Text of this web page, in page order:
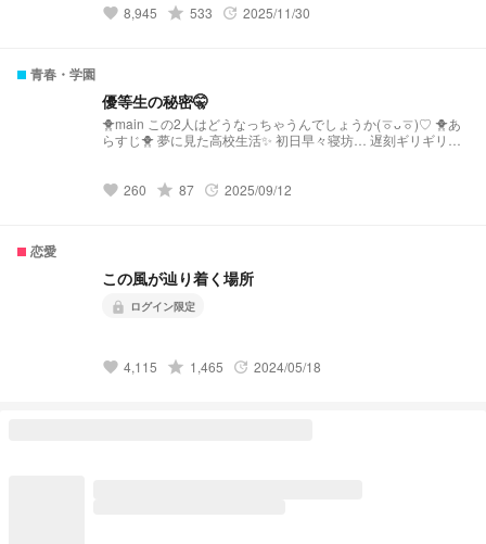
遊び、 そして人の温もりを求める癖は消えない。 心の奥に芽
も依存か。 ⚠︎自己満足小説 ⚠︎気まぐれ返信
favorite 8,945 grade 533 update 2025/11/30
青春・学園
優等生の秘密🤫
🐥main この2人はどうなっちゃうんでしょうか(ㆆᴗㆆ)♡ 🐥あ
らすじ🐥 夢に見た高校生活✨ 初日早々寝坊… 遅刻ギリギリの
初投稿で投稿も遅くなりますが頑張ってストーリーを仕上げて
favorite 260 grade 87 update 2025/09/12
恋愛
この風が辿り着く場所
lock ログイン限定
favorite 4,115 grade 1,465 update 2024/05/18